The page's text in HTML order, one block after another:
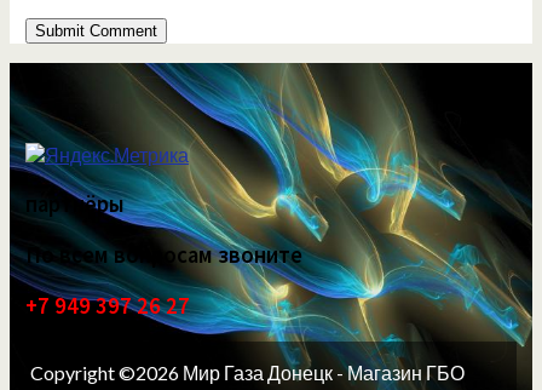
партнёры
По всем вопросам звоните
+7 949 397 26 27
Copyright ©2026 Мир Газа Донецк - Магазин ГБО